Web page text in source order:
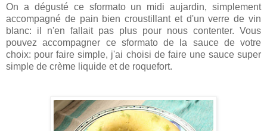
On a dégusté ce sformato un midi aujardin, simplement
accompagné de pain bien croustillant et d'un verre de vin
blanc: il n'en fallait pas plus pour nous contenter. Vous
pouvez accompagner ce sformato de la sauce de votre
choix: pour faire simple, j'ai choisi de faire une sauce super
simple de crème liquide et de roquefort.